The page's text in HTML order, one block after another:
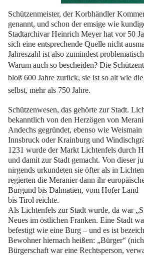
Schützenmeister, der Korbhändler
genannt, und schon der emsige wie
Stadtarchivar Heinrich Meyer hat vor 50
sich eine entsprechende Quelle nicht
Jahreszahl ist also zumindest
Warum auch so bescheiden? Die
bloß 600 Jahre zurück, sie ist so alt wie
selbst, mehr als 750 Jahre.
Schützenwesen, das gehörte zur Stadt.
bekanntlich von den Herzögen von
Andechs gegründet, ebenso wie
Innsbruck oder Krainburg und
1231 wurde der Markt Lichtenfels durch
und damit zur Stadt gemacht. Von dieser
nirgends urkundeten sie öfter als in
regierten die Meranier dann ihr
Burgund bis Dalmatien, vom Hofer Land
bis Tirol reichte.
Als Lichtenfels zur Stadt wurde, da war
Neues im östlichen Franken. Eine Stadt
befestigt wie eine Burg – und es ist
Bewohner hiernach heißen: „Bürger“
Bürgerschaft war eine Rechtsperson,